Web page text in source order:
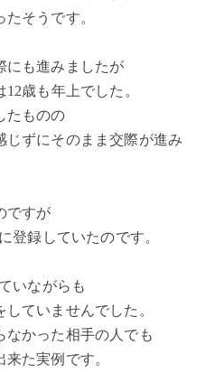
そうです。
にも進みましたが
歳も年上でした。
たものの
じずにそのまま交際が進み
ですが
登録していたのです。
いながらも
ていませんでした。
なかった相手の人でも
た実例です。